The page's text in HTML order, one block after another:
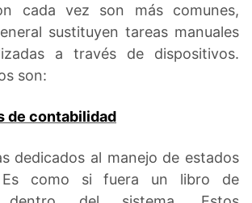
cada vez son más comunes,
sustituyen tareas manuales
a través de dispositivos.
son:
de contabilidad
dedicados al manejo de estados
Es como si fuera un libro de